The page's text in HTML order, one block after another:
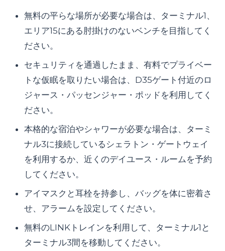
無料の平らな場所が必要な場合は、ターミナル1、
エリア15にある肘掛けのないベンチを目指してく
ださい。
セキュリティを通過したまま、有料でプライベー
トな仮眠を取りたい場合は、D35ゲート付近のロ
ジャース・パッセンジャー・ポッドを利用してく
ださい。
本格的な宿泊やシャワーが必要な場合は、ターミ
ナル3に接続しているシェラトン・ゲートウェイ
を利用するか、近くのデイユース・ルームを予約
してください。
アイマスクと耳栓を持参し、バッグを体に密着さ
せ、アラームを設定してください。
無料のLINKトレインを利用して、ターミナル1と
ターミナル3間を移動してください。